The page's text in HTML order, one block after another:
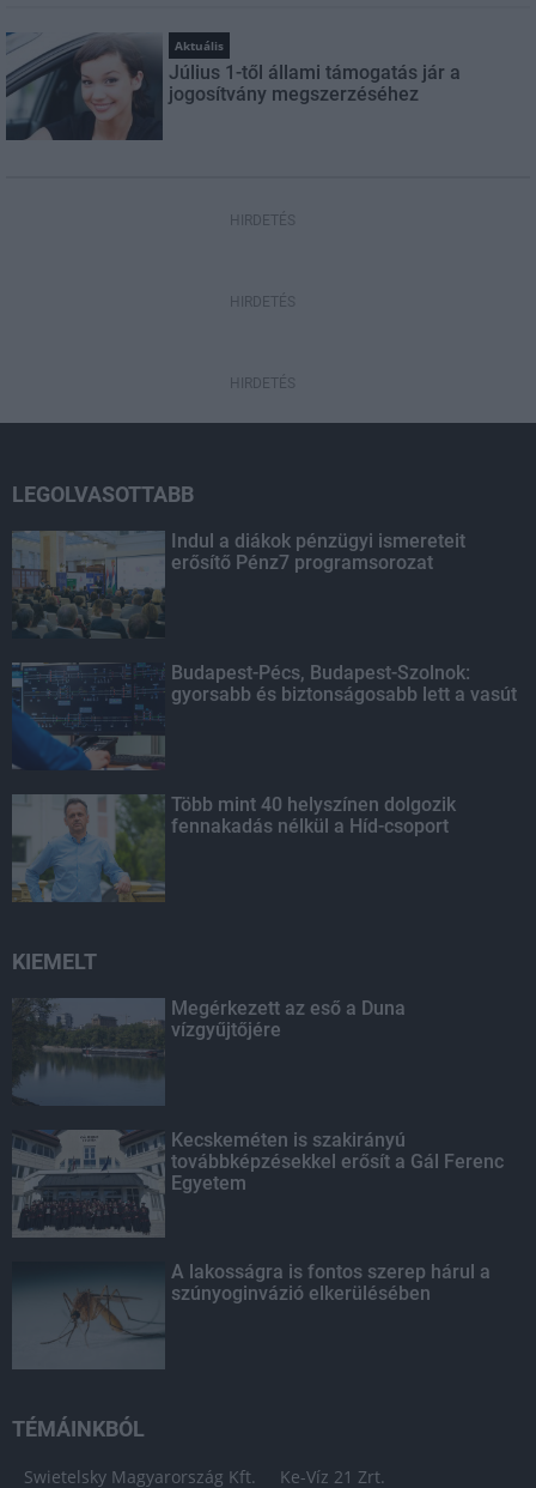
Aktuális
Július 1-től állami támogatás jár a
jogosítvány megszerzéséhez
HIRDETÉS
HIRDETÉS
HIRDETÉS
LEGOLVASOTTABB
Indul a diákok pénzügyi ismereteit
erősítő Pénz7 programsorozat
Budapest-Pécs, Budapest-Szolnok:
gyorsabb és biztonságosabb lett a vasút
Több mint 40 helyszínen dolgozik
fennakadás nélkül a Híd-csoport
KIEMELT
Megérkezett az eső a Duna
vízgyűjtőjére
Kecskeméten is szakirányú
továbbképzésekkel erősít a Gál Ferenc
Egyetem
A lakosságra is fontos szerep hárul a
szúnyoginvázió elkerülésében
TÉMÁINKBÓL
Swietelsky Magyarország Kft. Ke-Víz 21 Zrt.